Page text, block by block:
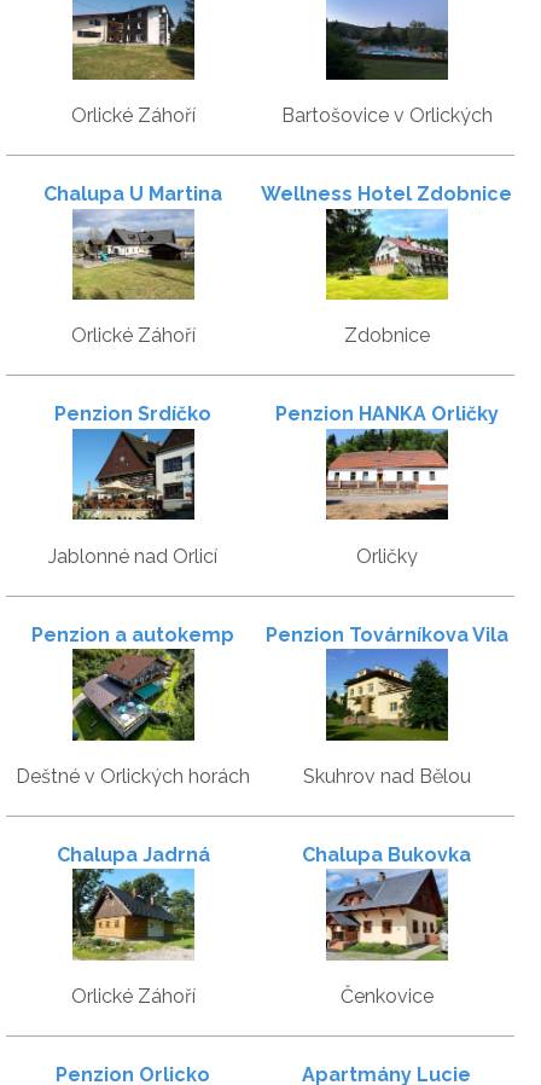
Orlické Záhoří
Bartošovice v Orlických
horách
Chalupa U Martina
Orlické Záhoří
Wellness Hotel Zdobnice
Zdobnice
Penzion Srdíčko
Jablonné nad Orlicí
Penzion HANKA Orličky
Orličky
Penzion a autokemp
Zákoutí
Deštné v Orlických horách
Penzion Továrníkova Vila
Skuhrov nad Bělou
Chalupa Jadrná
Orlické Záhoří
Chalupa Bukovka
Čenkovice
Penzion Orlicko Apartmány Lucie